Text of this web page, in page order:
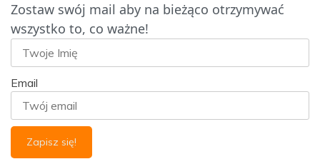
Zostaw swój mail aby na bieżąco otrzymywać
wszystko to, co ważne!
Email